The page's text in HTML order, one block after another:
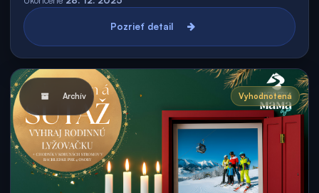
Pozrieť detail
Archív Vyhodnotená